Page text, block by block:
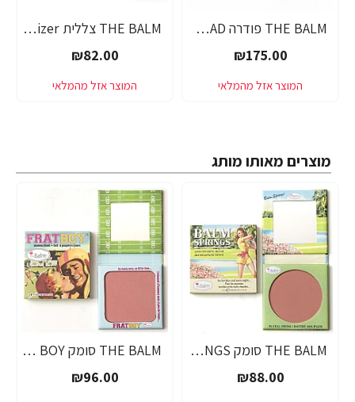
THE BALM פודרה THE LOU MANIZER`SQUAD
₪175.00
THE BALM צללית Mary-Lou Manizer
₪82.00
מוצרים מאותו מותג
THE BALM סומק BALM SPRINGS
₪88.00
THE BALM סומק FRAT BOY
₪96.00